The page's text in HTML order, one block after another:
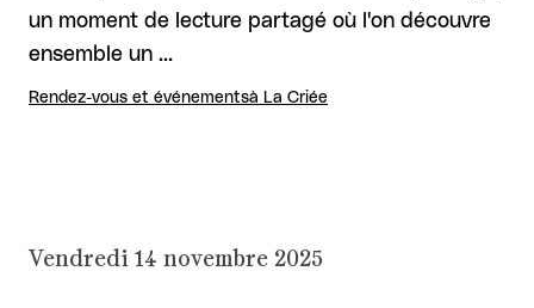
un moment de lecture partagé où l'on découvre
ensemble un …
Rendez-vous et événementsà La Criée
Vendredi 14 novembre 2025